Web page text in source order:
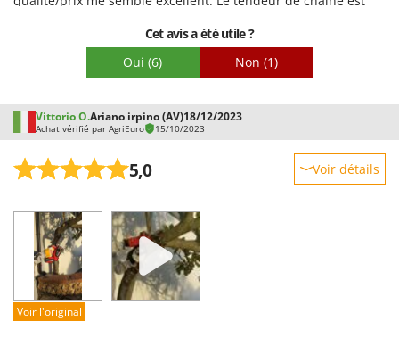
Cet avis a été utile ?
Oui (6) Non (1)
Vittorio O.Ariano irpino (AV)18/12/2023
Achat vérifié par AgriEuro 15/10/2023
5,0 Voir détails
Prestations
Facilité d'utilisation
Qualité / Prix
Facilité de montage
Voir l'original